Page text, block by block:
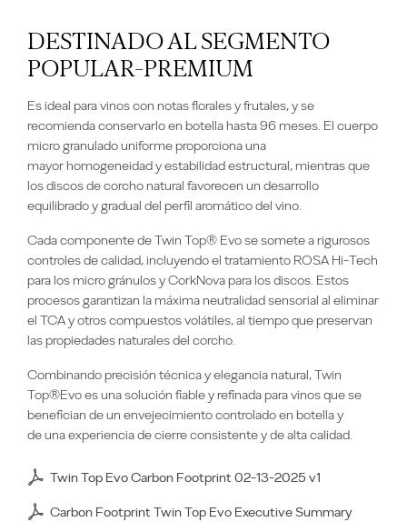
DESTINADO AL SEGMENTO
POPULAR-PREMIUM
Es ideal para vinos con notas florales y frutales, y se
recomienda conservarlo en botella hasta 96 meses. El cuerpo
micro granulado uniforme proporciona una
mayor homogeneidad y estabilidad estructural, mientras que
los discos de corcho natural favorecen un desarrollo
equilibrado y gradual del perfil aromático del vino.
Cada componente de Twin Top® Evo se somete a rigurosos
controles de calidad, incluyendo el tratamiento ROSA Hi-Tech
para los micro gránulos y CorkNova para los discos. Estos
procesos garantizan la máxima neutralidad sensorial al eliminar
el TCA y otros compuestos volátiles, al tiempo que preservan
las propiedades naturales del corcho.
Combinando precisión técnica y elegancia natural, Twin
Top®Evo es una solución fiable y refinada para vinos que se
benefician de un envejecimiento controlado en botella y
de una experiencia de cierre consistente y de alta calidad.
Twin Top Evo Carbon Footprint 02-13-2025 v1
Carbon Footprint Twin Top Evo Executive Summary